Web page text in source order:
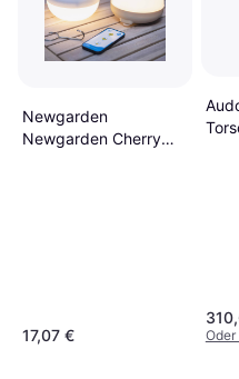
Newgarden
Newgarden Cherry
17,07 €